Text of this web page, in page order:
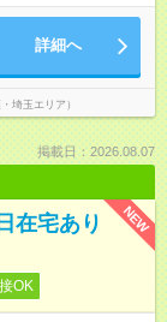
詳細へ
埼玉エリア）
掲載日：2026.08.07
NEW
在宅あり
OK